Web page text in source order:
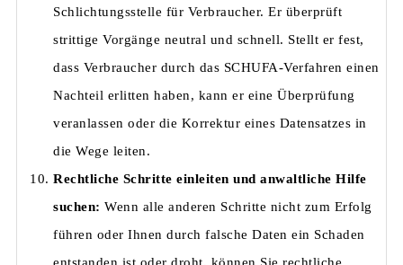
Schlichtungsstelle für Verbraucher. Er überprüft
strittige Vorgänge neutral und schnell. Stellt er fest,
dass Verbraucher durch das SCHUFA-Verfahren einen
Nachteil erlitten haben, kann er eine Überprüfung
veranlassen oder die Korrektur eines Datensatzes in
die Wege leiten.
Rechtliche Schritte einleiten und anwaltliche Hilfe
suchen: Wenn alle anderen Schritte nicht zum Erfolg
führen oder Ihnen durch falsche Daten ein Schaden
entstanden ist oder droht, können Sie rechtliche